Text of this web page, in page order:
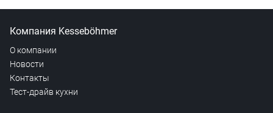
Компания Kesseböhmer
О компании
Новости
Контакты
Тест-драйв кухни